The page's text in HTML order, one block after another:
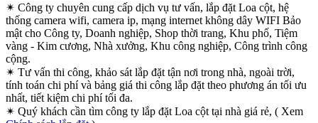
✴ Công ty chuyên cung cấp dịch vụ tư vấn, lắp đặt Loa cột, hệ
thống camera wifi, camera ip, mạng internet không dây WIFI Bảo
mật cho Công ty, Doanh nghiệp, Shop thời trang, Khu phố, Tiệm
vàng - Kim cương, Nhà xưởng, Khu công nghiệp, Công trình công
cộng.
✴ Tư vấn thi công, khảo sát lắp đặt tận nơi trong nhà, ngoài trời,
tính toán chi phí và bảng giá thi công lắp đặt theo phương án tối ưu
nhất, tiết kiệm chi phí tối đa.
✴ Quý khách cần tìm công ty lắp đặt Loa cột tại nhà giá rẻ, ( Xem